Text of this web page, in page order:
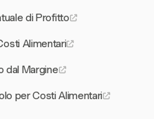
di Profitto
Alimentari
dal Margine
per Costi Alimentari